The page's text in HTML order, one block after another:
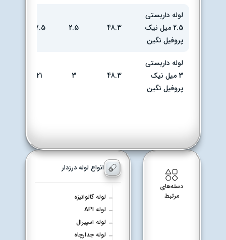
دسته‌های
مرتبط
انواع لوله درزدار
لوله گالوانیزه
لوله API
لوله اسپیرال
لوله جدارچاه
لوله داربستی
2.5 میل نیک
پروفیل نگین
48.3
2.5
17.5
لوله داربستی
3 میل نیک
پروفیل نگین
48.3
3
21